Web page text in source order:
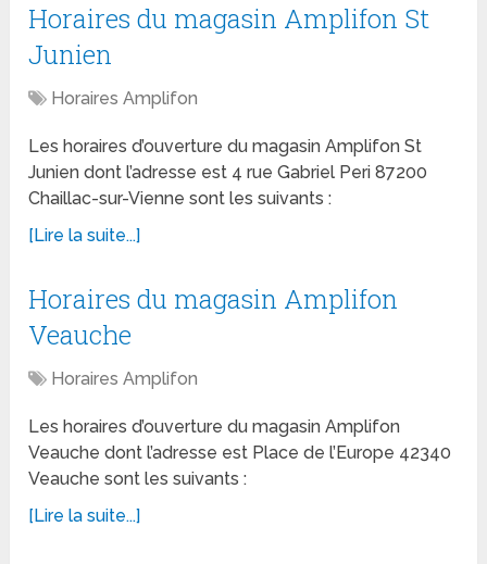
Horaires du magasin Amplifon St
Junien
Horaires Amplifon
Les horaires d’ouverture du magasin Amplifon St
Junien dont l’adresse est 4 rue Gabriel Peri 87200
Chaillac-sur-Vienne sont les suivants :
[Lire la suite...]
Horaires du magasin Amplifon
Veauche
Horaires Amplifon
Les horaires d’ouverture du magasin Amplifon
Veauche dont l’adresse est Place de l’Europe 42340
Veauche sont les suivants :
[Lire la suite...]